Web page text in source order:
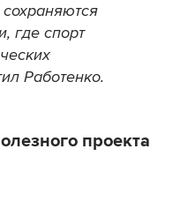
где спорт
Работенко.
проекта